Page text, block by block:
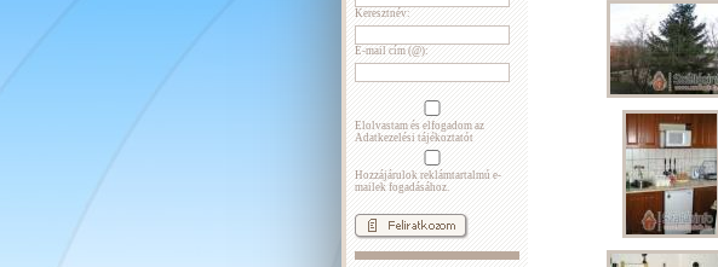
Keresztnév:
E-mail cím (@):
Elolvastam és elfogadom az
Adatkezelési tájékoztatót
Hozzájárulok reklámtartalmú e-
mailek fogadásához.